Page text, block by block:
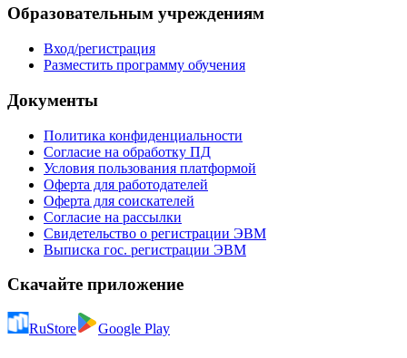
Образовательным учреждениям
Вход/регистрация
Разместить программу обучения
Документы
Политика конфиденциальности
Согласие на обработку ПД
Условия пользования платформой
Оферта для работодателей
Оферта для соискателей
Согласие на рассылки
Свидетельство о регистрации ЭВМ
Выписка гос. регистрации ЭВМ
Скачайте приложение
RuStore Google Play